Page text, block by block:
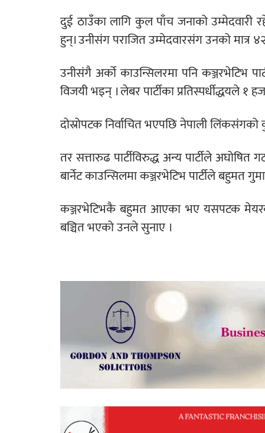
दुई ठाउँका लागि कुल पाँच जनाको उम्मेदवारी
हुन्। उनीसंग पराजित उम्मेदवारसंग उनको
उनीसंगै अर्को काउन्सिलरमा पनि कञ्जरभेटिभ
विजयी भइन् । लेबर पार्टीका प्रतिस्पर्धीद्धयले
दोस्रोपटक निर्वाचित भएपछि नेपाली
तर सत्तारुढ पार्टीविरुद्ध अन्य पार्टीले
बार्नेट काउन्सिलमा कञ्जरभेटिभ पार्टीले बहुमत
कञ्जरभेटिभकै बहुमत आएका भए यसपटक
बञ्चित भएको उनले सुनाए ।